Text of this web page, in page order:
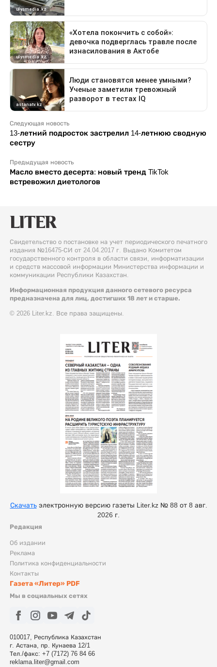
Следующая новость
13-летний подросток застрелил 14-летнюю сводную
сестру
Предыдущая новость
Масло вместо десерта: новый тренд TikTok
встревожил диетологов
Свидетельство о постановке на учет периодического печатного
издания №16475-СИ от 24.04.2017 г. Выдано Комитетом
государственного контроля в области связи, информатизации
и средств массовой информации Министерства информации и
коммуникации Республики Казахстан.
Информационная продукция данного сетевого ресурса
предназначена для лиц, достигших 18 лет и старше.
© 2026 Liter.kz. Все права защищены.
Редакция
Об издании
Реклама
Политика конфиденциальности
Контакты
Газета «Литер» PDF
Мы в социальных сетях
010017, Республика Казахстан
г. Астана, пр. Кунаева 12/1
Тел./факс: +7 (7172) 76 84 66
reklama.liter@gmail.com
Скачатьэлектронную версию газеты Liter.kz № 88 от 8 авг.
2026 г.